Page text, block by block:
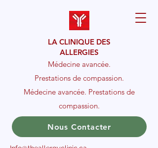
LA CLINIQUE DES
ALLERGIES
Médecine avancée.
Prestations de compassion.
Médecine avancée. Prestations de
compassion.
Nous Contacter